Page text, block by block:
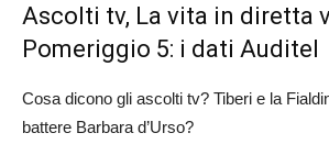
Ascolti tv, La vita in diretta
Pomeriggio 5: i dati Auditel
Cosa dicono gli ascolti tv? Tiberi e la
battere Barbara d’Urso?